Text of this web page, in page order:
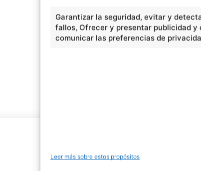
Garantizar la seguridad, evitar y
fallos, Ofrecer y presentar publicidad y
comunicar las preferencias de
Leer más sobre estos propósitos